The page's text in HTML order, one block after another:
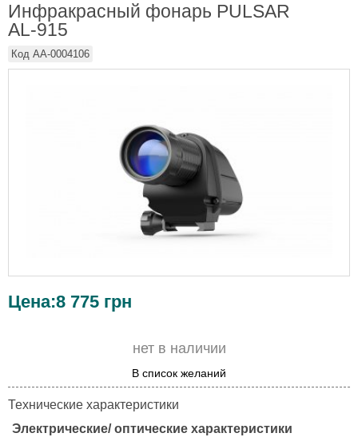
Инфракрасный фонарь PULSAR
AL-915
Код AA-0004106
Цена:8 775 грн
нет в наличии
В список желаний
Технические характеристики
Электрические/ оптические характеристики